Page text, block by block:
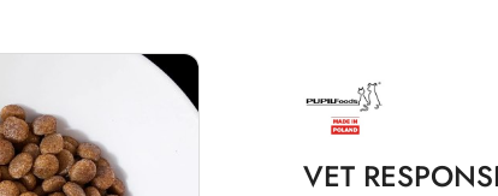
PRODUCENTA:
PUPIL
PET
FOODS
VET